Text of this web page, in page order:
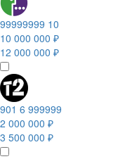
99999999 10
10 000 000 ₽
12 000 000 ₽
901 6 999999
2 000 000 ₽
3 500 000 ₽